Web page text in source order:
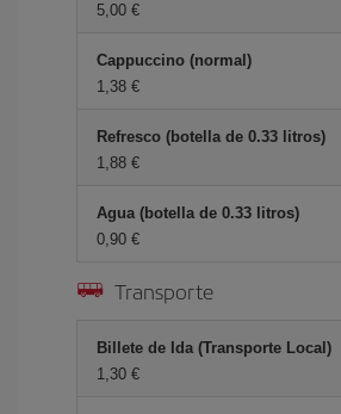
5,00 €
Cappuccino (normal)
1,38 €
Refresco (botella de 0.33 litros)
1,88 €
Agua (botella de 0.33 litros)
0,90 €
Transporte
Billete de Ida (Transporte Local)
1,30 €